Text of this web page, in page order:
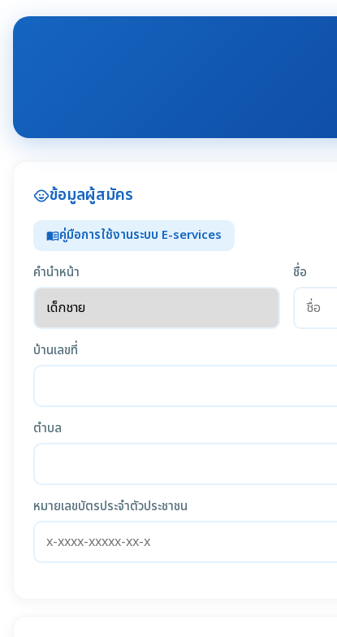
child_careข้อมูลผู้สมัคร
menu_bookคู่มือการใช้งานระบบ E-services
คำนำหน้า
ชื่อ
บ้านเลขที่
ตำบล
หมายเลขบัตรประจำตัวประชาชน